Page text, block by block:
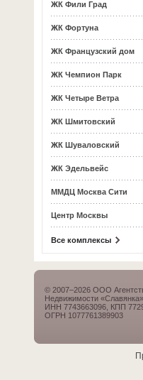
ЖК Фили Град
ЖК Фортуна
ЖК Французский дом
ЖК Чемпион Парк
ЖК Четыре Ветра
ЖК Шмитовский
ЖК Шуваловский
ЖК Эдельвейс
ММДЦ Москва Сити
Центр Москвы
Все комплексы
© 2007–2026 ООО
Недвижимости «Славянка»
ИНН 7743663096, КПП
ОГРН 1077761389903